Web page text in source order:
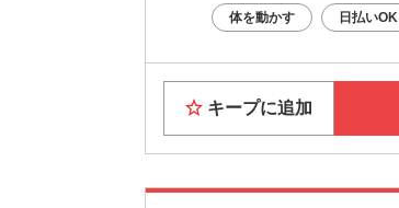
体を動かす 日払いOK
キープに追加